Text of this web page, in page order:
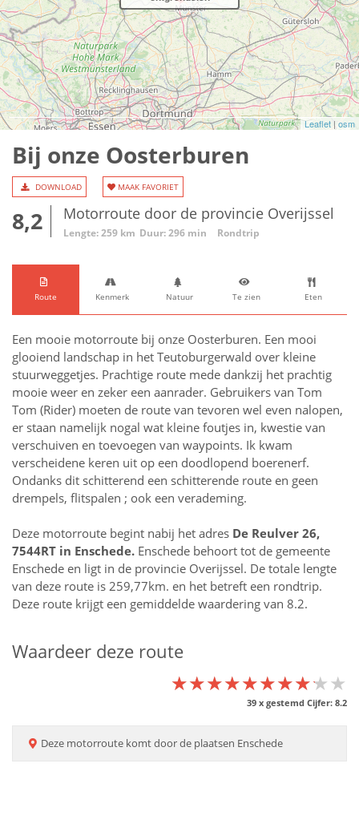
Leaflet | osm
Bij onze Oosterburen
DOWNLOAD MAAK FAVORIET
8,2 Motorroute door de provincie Overijssel
Lengte: 259 km Duur: 296 min Rondtrip
Route Kenmerk Natuur Te zien Eten
Een mooie motorroute bij onze Oosterburen. Een mooi
glooiend landschap in het Teutoburgerwald over kleine
stuurweggetjes. Prachtige route mede dankzij het prachtig
mooie weer en zeker een aanrader. Gebruikers van Tom
Tom (Rider) moeten de route van tevoren wel even nalopen,
er staan namelijk nogal wat kleine foutjes in, kwestie van
verschuiven en toevoegen van waypoints. Ik kwam
verscheidene keren uit op een doodlopend boerenerf.
Ondanks dit schitterend een schitterende route en geen
drempels, flitspalen ; ook een verademing.
Deze motorroute begint nabij het adres De Reulver 26,
7544RT in Enschede. Enschede behoort tot de gemeente
Enschede en ligt in de provincie Overijssel. De totale lengte
van deze route is 259,77km. en het betreft een rondtrip.
Deze route krijgt een gemiddelde waardering van 8.2.
Waardeer deze route
★★★★★★★★★★
★★★★★★★★★★
★★★★★★★★★★
39 x gestemd Cijfer: 8.2
Deze motorroute komt door de plaatsen Enschede